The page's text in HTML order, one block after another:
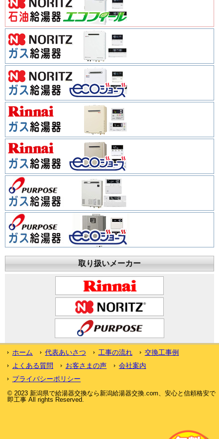
取り扱いメーカー
ホーム 代表あいさつ 工事の流れ
交換工事例
よくある質問
お客さまの声
会社案内
プライバシーポリシー
© 2023 新潟県で給湯器交換なら新潟給湯器交換.com、安心と信頼格安で
即工事 All rights Reserved.